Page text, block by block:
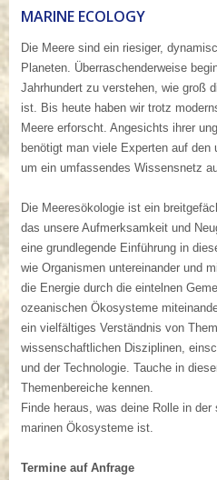
MARINE ECOLOGY
Die Meere sind ein riesiger,
Planeten. Überraschenderweise
Jahrhundert zu verstehen, wie groß
ist. Bis heute haben wir trotz
Meere erforscht. Angesichts ihrer
benötigt man viele Experten auf den
um ein umfassendes Wissensnetz
Die Meeresökologie ist ein
das unsere Aufmerksamkeit und
eine grundlegende Einführung in
wie Organismen untereinander und
die Energie durch die eintelnen
ozeanischen Ökosysteme
ein vielfältiges Verständnis von
wissenschaftlichen Disziplinen,
und der Technologie. Tauche in
Themenbereiche kennen.
Finde heraus, was deine Rolle in
marinen Ökosysteme ist.
Termine auf Anfrage